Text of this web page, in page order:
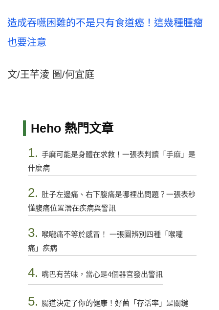
造成吞嚥困難的不是只有食道癌！這幾種腫瘤
也要注意
文/王芊淩 圖/何宜庭
Heho 熱門文章
1. 手麻可能是身體在求救！一張表判讀「手麻」是
什麼病
2. 肚子左邊痛、右下腹痛是哪裡出問題？一張表秒
懂腹痛位置潛在疾病與警訊
3.
喉嚨痛不等於感冒！ 一張圖辨別四種「喉嚨
痛」疾病
4. 嘴巴有苦味，當心是4個器官發出警訊
5. 腸道決定了你的健康！好菌「存活率」是關鍵